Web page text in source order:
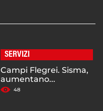
SERVIZI
Campi Flegrei. Sisma,
aumentano...
48